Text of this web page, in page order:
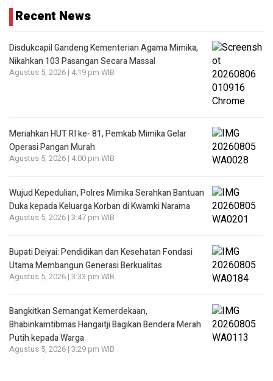
Recent News
Disdukcapil Gandeng Kementerian Agama Mimika,
Nikahkan 103 Pasangan Secara Massal
Agustus 5, 2026 | 4:19 pm WIB
Meriahkan HUT RI ke- 81, Pemkab Mimika Gelar
Operasi Pangan Murah
Agustus 5, 2026 | 4:00 pm WIB
Wujud Kepedulian, Polres Mimika Serahkan Bantuan
Duka kepada Keluarga Korban di Kwamki Narama
Agustus 5, 2026 | 3:47 pm WIB
Bupati Deiyai: Pendidikan dan Kesehatan Fondasi
Utama Membangun Generasi Berkualitas
Agustus 5, 2026 | 3:33 pm WIB
Bangkitkan Semangat Kemerdekaan,
Bhabinkamtibmas Hangaitji Bagikan Bendera Merah
Putih kepada Warga
Agustus 5, 2026 | 3:29 pm WIB